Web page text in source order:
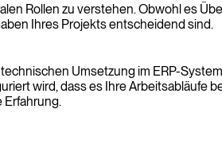
Rollen zu verstehen. Obwohl es
Ihres Projekts entscheidend sind.
Umsetzung im ERP-
wird, dass es Ihre